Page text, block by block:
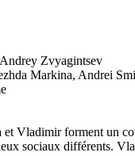
Andrey Zvyagintsev
Markina, Andrei
et Vladimir forment un
sociaux différents.